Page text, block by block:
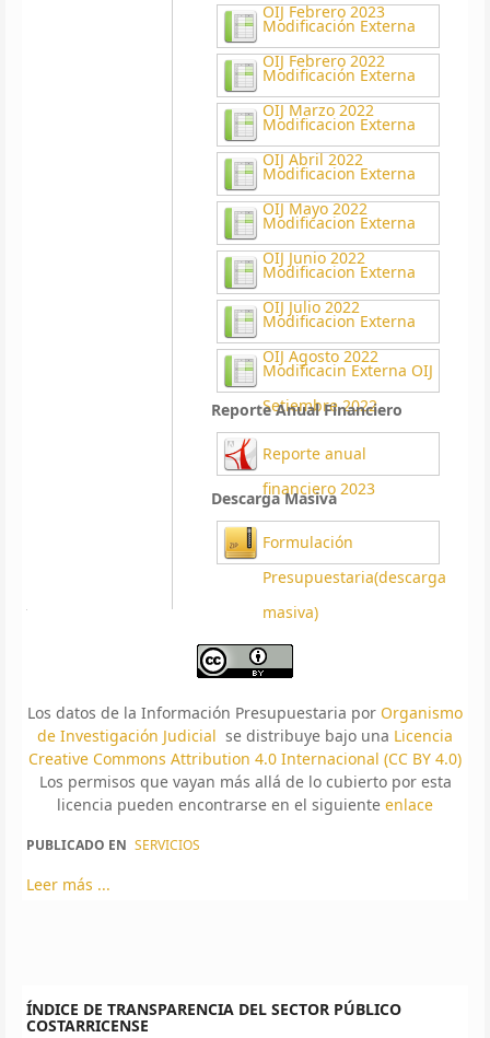
OIJ Febrero 2023
Modificación Externa
OIJ Febrero 2022
Modificación Externa
OIJ Marzo 2022
Modificacion Externa
OIJ Abril 2022
Modificacion Externa
OIJ Mayo 2022
Modificacion Externa
OIJ Junio 2022
Modificacion Externa
OIJ Julio 2022
Modificacion Externa
OIJ Agosto 2022
Modificacin Externa OIJ
Setiembre 2022
Reporte Anual Financiero
Reporte anual
financiero 2023
Descarga Masiva
Formulación
Presupuestaria(descarga
masiva)
Los datos de la Información Presupuestaria por Organismo
de Investigación Judicial se distribuye bajo una Licencia
Creative Commons Attribution 4.0 Internacional (CC BY 4.0)
Los permisos que vayan más allá de lo cubierto por esta
licencia pueden encontrarse en el siguiente enlace
PUBLICADO EN SERVICIOS
Leer más ...
ÍNDICE DE TRANSPARENCIA DEL SECTOR PÚBLICO
COSTARRICENSE